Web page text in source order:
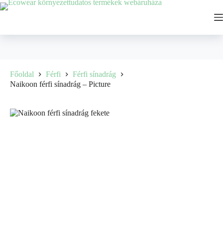
Főoldal Férfi
Férfi sínadrág
Naikoon férfi sínadrág – Picture